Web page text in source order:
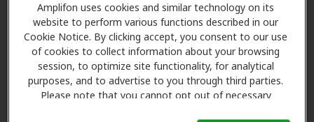
Amplifon uses cookies and similar technology on its
website to perform various functions described in our
Cookie Notice. By clicking accept, you consent to our use
of cookies to collect information about your browsing
session, to optimize site functionality, for analytical
purposes, and to advertise to you through third parties.
Please note that you cannot opt out of necessary